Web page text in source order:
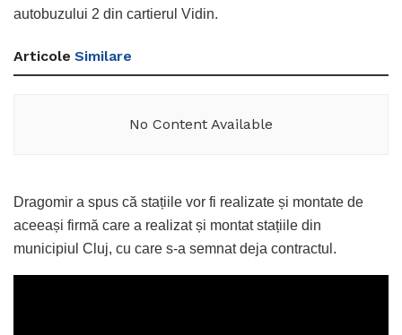
autobuzului 2 din cartierul Vidin.
Articole Similare
No Content Available
Dragomir a spus că stațiile vor fi realizate și montate de
aceeași firmă care a realizat și montat stațiile din
municipiul Cluj, cu care s-a semnat deja contractul.